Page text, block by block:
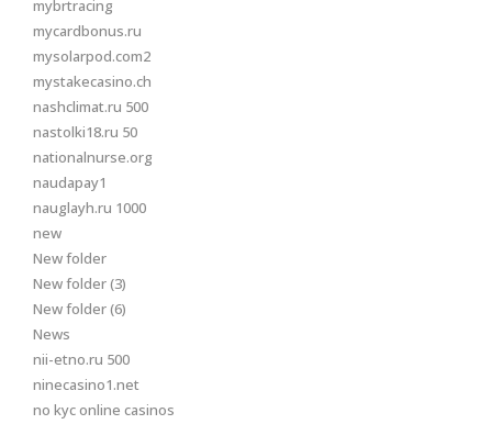
mybrtracing
mycardbonus.ru
mysolarpod.com2
mystakecasino.ch
nashclimat.ru 500
nastolki18.ru 50
nationalnurse.org
naudapay1
nauglayh.ru 1000
new
New folder
New folder (3)
New folder (6)
News
nii-etno.ru 500
ninecasino1.net
no kyc online casinos